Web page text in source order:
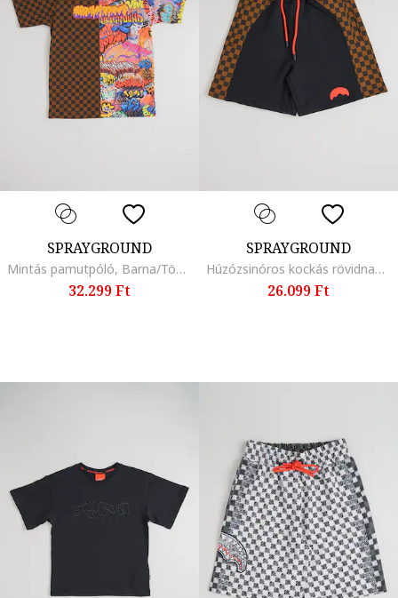
SPRAYGROUND
Mintás pamutpóló, Barna/Többszínű
32.299 Ft
SPRAYGROUND
Húzózsinóros kockás rövidnadrág, Fekete/Barna
26.099 Ft